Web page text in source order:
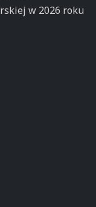
w 2026 roku